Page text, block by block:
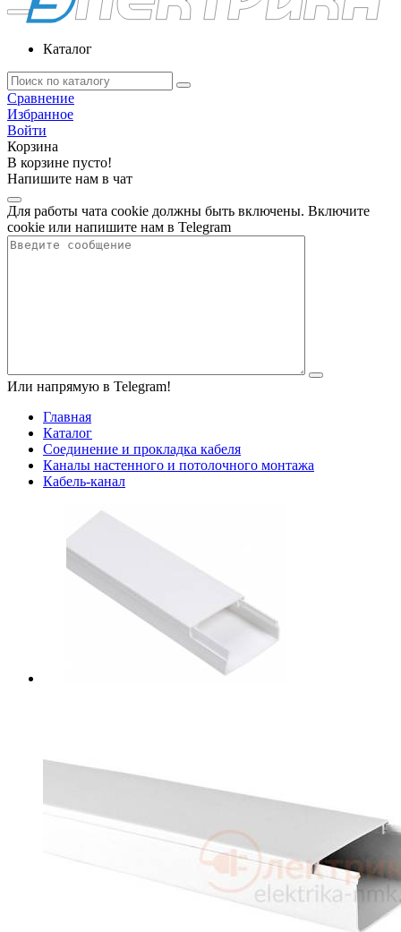
Каталог
Сравнение
Избранное
Войти
Корзина
В корзине пусто!
Напишите нам в чат
Для работы чата cookie должны быть включены. Включите
cookie или напишите нам в Telegram
Или напрямую в Telegram!
Главная
Каталог
Соединение и прокладка кабеля
Каналы настенного и потолочного монтажа
Кабель-канал